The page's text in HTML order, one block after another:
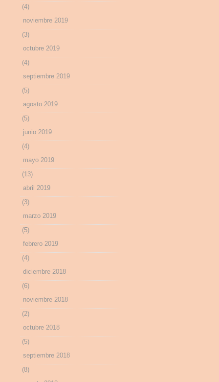
(4)
noviembre 2019
(3)
octubre 2019
(4)
septiembre 2019
(5)
agosto 2019
(5)
junio 2019
(4)
mayo 2019
(13)
abril 2019
(3)
marzo 2019
(5)
febrero 2019
(4)
diciembre 2018
(6)
noviembre 2018
(2)
octubre 2018
(5)
septiembre 2018
(8)